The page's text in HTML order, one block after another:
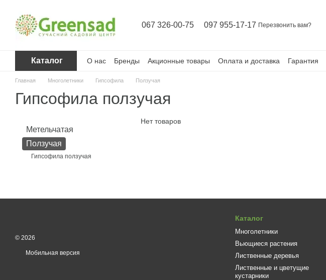
067 326-00-75 097 955-17-17 Перезвонить вам?
Каталог О нас Бренды Акционные товары Оплата и доставка Гарантия
Главная Многолетники Гипсофила Ползучая
Гипсофила ползучая
Нет товаров
Метельчатая
Ползучая
Гипсофила ползучая
© 2026
Мобильная версия
Каталог
Многолетники
Вьющиеся растения
Лиственные деревья
Лиственные и цветущие
кустарники